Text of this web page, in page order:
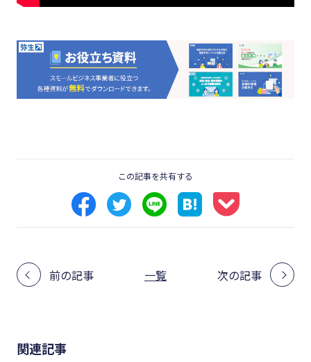
この記事を共有する
前の記事 一覧 次の記事
関連記事